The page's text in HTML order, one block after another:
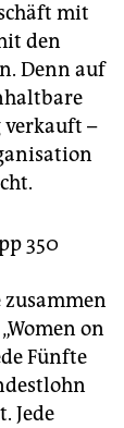
mit
den
Denn auf
verkauft –
350
on
Fünfte
Jede